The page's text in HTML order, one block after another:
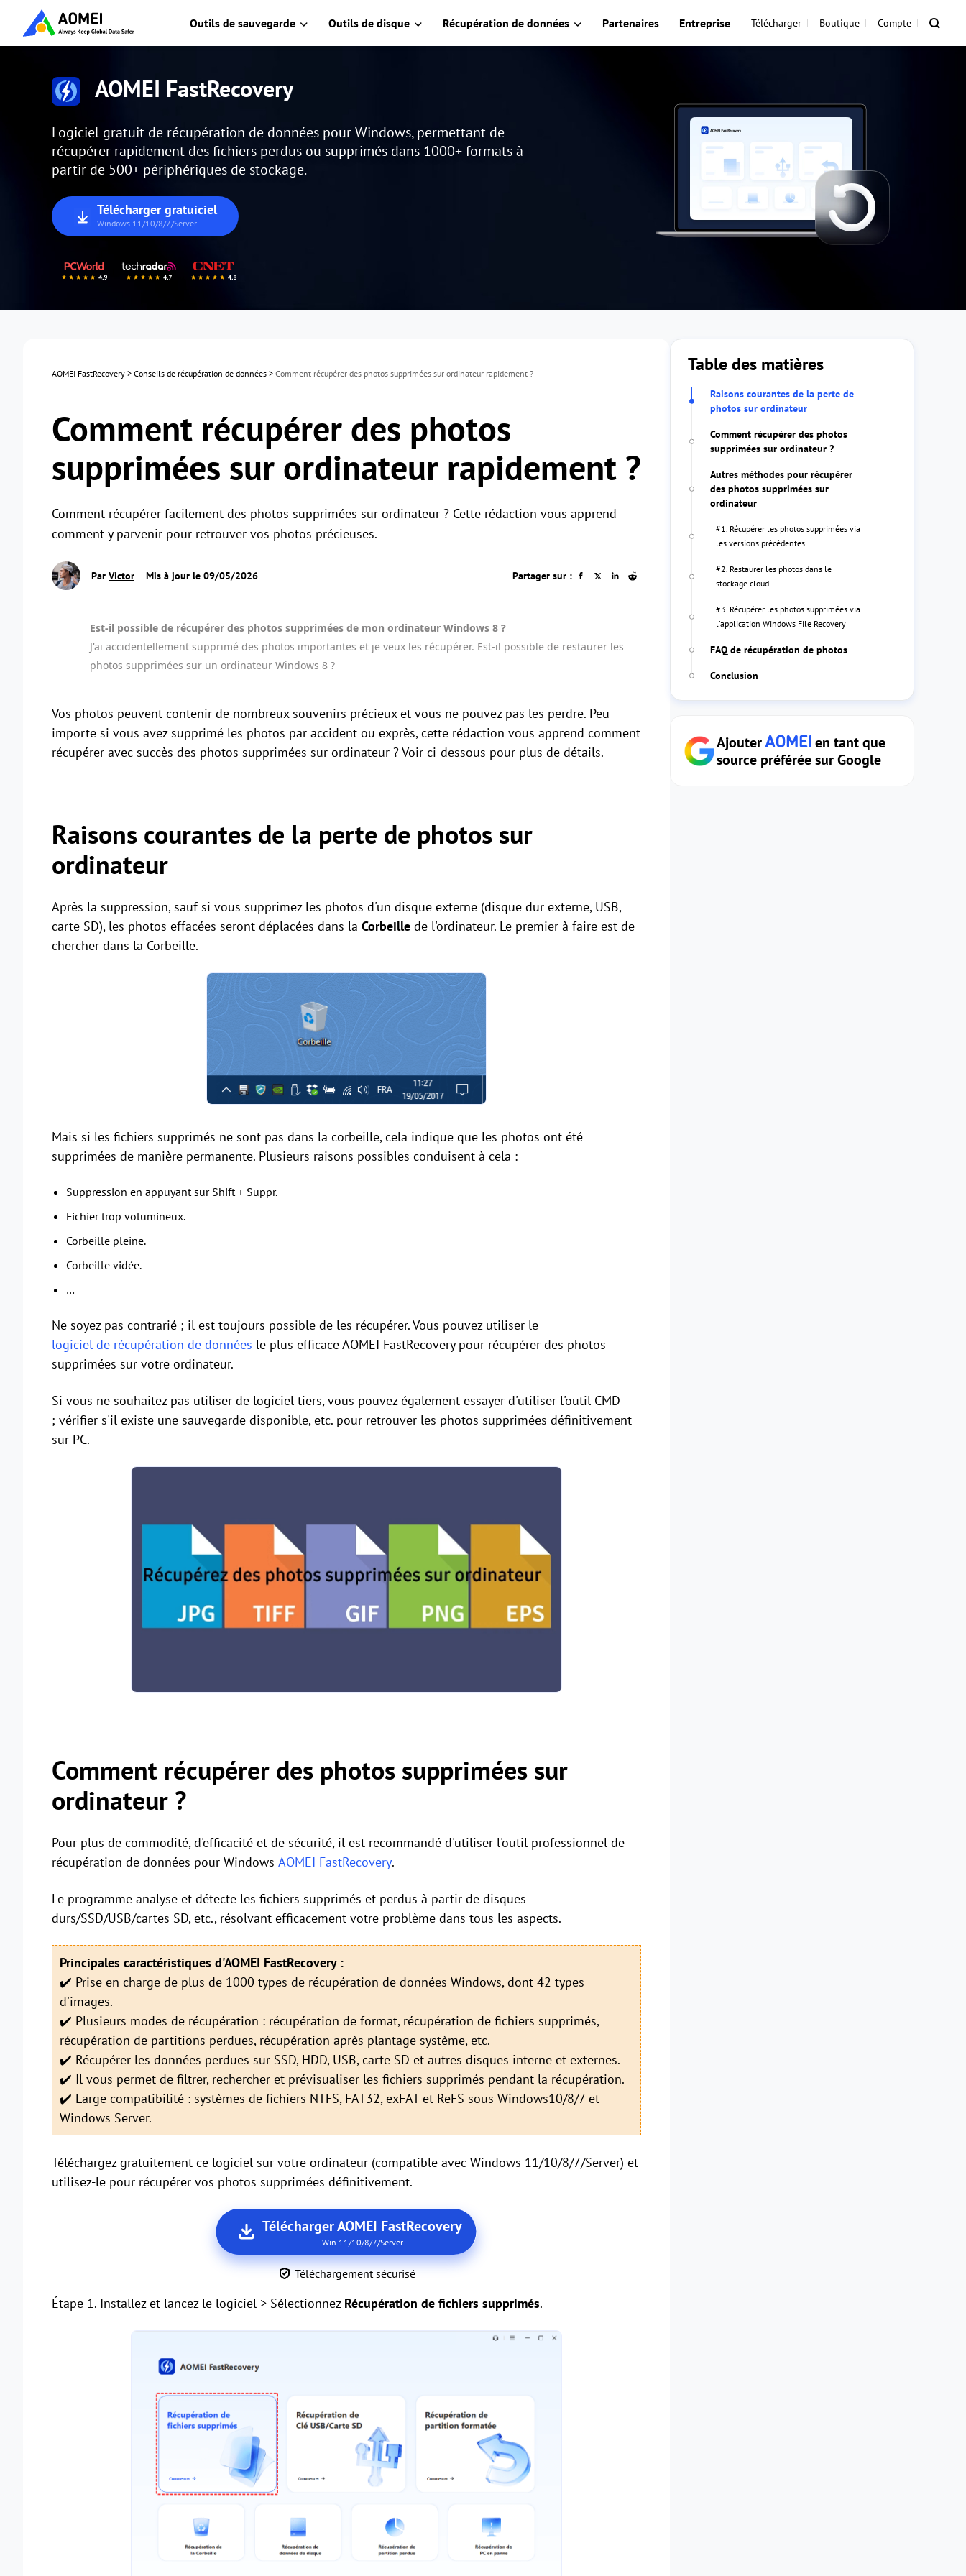
Outils de sauvegarde Outils de disque Récupération de données Partenaires Entreprise Télécharger Boutique Compte
AOMEI FastRecovery
Logiciel gratuit de récupération de données pour Windows, permettant de
récupérer rapidement des fichiers perdus ou supprimés dans 1000+ formats à
partir de 500+ périphériques de stockage.
Télécharger gratuiciel
Windows 11/10/8/7/Server
AOMEI FastRecovery > Conseils de récupération de données > Comment récupérer des photos supprimées sur ordinateur rapidement ?
Comment récupérer des photos
supprimées sur ordinateur rapidement ?
Comment récupérer facilement des photos supprimées sur ordinateur ? Cette rédaction vous apprend
comment y parvenir pour retrouver vos photos précieuses.
Par Victor Mis à jour le 09/05/2026 Partager sur :
Est-il possible de récupérer des photos supprimées de mon ordinateur Windows 8 ?
J'ai accidentellement supprimé des photos importantes et je veux les récupérer. Est-il possible de restaurer les
photos supprimées sur un ordinateur Windows 8 ?
Vos photos peuvent contenir de nombreux souvenirs précieux et vous ne pouvez pas les perdre. Peu
importe si vous avez supprimé les photos par accident ou exprès, cette rédaction vous apprend comment
récupérer avec succès des photos supprimées sur ordinateur ? Voir ci-dessous pour plus de détails.
Raisons courantes de la perte de photos sur
ordinateur
Après la suppression, sauf si vous supprimez les photos d'un disque externe (disque dur externe, USB,
carte SD), les photos effacées seront déplacées dans la Corbeille de l'ordinateur. Le premier à faire est de
chercher dans la Corbeille.
Mais si les fichiers supprimés ne sont pas dans la corbeille, cela indique que les photos ont été
supprimées de manière permanente. Plusieurs raisons possibles conduisent à cela :
Suppression en appuyant sur Shift + Suppr.
Fichier trop volumineux.
Corbeille pleine.
Corbeille vidée.
…
Ne soyez pas contrarié ; il est toujours possible de les récupérer. Vous pouvez utiliser le
logiciel de récupération de données le plus efficace AOMEI FastRecovery pour récupérer des photos
supprimées sur votre ordinateur.
Si vous ne souhaitez pas utiliser de logiciel tiers, vous pouvez également essayer d'utiliser l'outil CMD
; vérifier s'il existe une sauvegarde disponible, etc. pour retrouver les photos supprimées définitivement
sur PC.
Comment récupérer des photos supprimées sur
ordinateur ?
Pour plus de commodité, d'efficacité et de sécurité, il est recommandé d'utiliser l'outil professionnel de
récupération de données pour Windows AOMEI FastRecovery.
Le programme analyse et détecte les fichiers supprimés et perdus à partir de disques
durs/SSD/USB/cartes SD, etc., résolvant efficacement votre problème dans tous les aspects.
Principales caractéristiques d'AOMEI FastRecovery :
✔️ Prise en charge de plus de 1000 types de récupération de données Windows, dont 42 types
d'images.
✔️ Plusieurs modes de récupération : récupération de format, récupération de fichiers supprimés,
récupération de partitions perdues, récupération après plantage système, etc.
✔️ Récupérer les données perdues sur SSD, HDD, USB, carte SD et autres disques interne et externes.
✔️ Il vous permet de filtrer, rechercher et prévisualiser les fichiers supprimés pendant la récupération.
✔️ Large compatibilité : systèmes de fichiers NTFS, FAT32, exFAT et ReFS sous Windows10/8/7 et
Windows Server.
Téléchargez gratuitement ce logiciel sur votre ordinateur (compatible avec Windows 11/10/8/7/Server) et
utilisez-le pour récupérer vos photos supprimées définitivement.
Télécharger AOMEI FastRecovery
Win 11/10/8/7/Server
Téléchargement sécurisé
Étape 1. Installez et lancez le logiciel > Sélectionnez Récupération de fichiers supprimés.
Table des matières
Raisons courantes de la perte de
photos sur ordinateur
Comment récupérer des photos
supprimées sur ordinateur ?
Autres méthodes pour récupérer
des photos supprimées sur
ordinateur
#1. Récupérer les photos supprimées via
les versions précédentes
#2. Restaurer les photos dans le
stockage cloud
#3. Récupérer les photos supprimées via
l'application Windows File Recovery
FAQ de récupération de photos
Conclusion
Ajouter
en tant que
source préférée sur Google